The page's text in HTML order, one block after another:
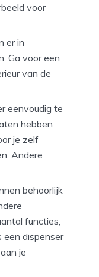
voor
er in
Ga voor een
van de
eenvoudig te
hebben
je zelf
Andere
behoorlijk
functies,
een dispenser
je